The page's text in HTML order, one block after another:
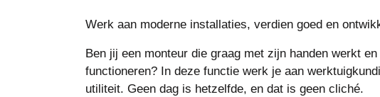
Werk aan moderne installaties, verdien goed en
Ben jij een monteur die graag met zijn handen werkt
functioneren? In deze functie werk je aan
utiliteit. Geen dag is hetzelfde, en dat is geen cliché.